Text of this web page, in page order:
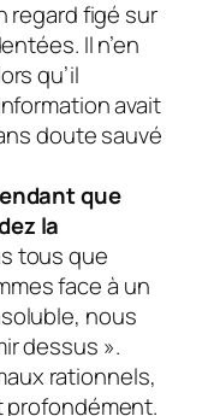
regard figé sur
Il n’en
qu’il
avait
doute sauvé
que
la
tous que
face à un
nous
dessus ».
rationnels,
profondément.